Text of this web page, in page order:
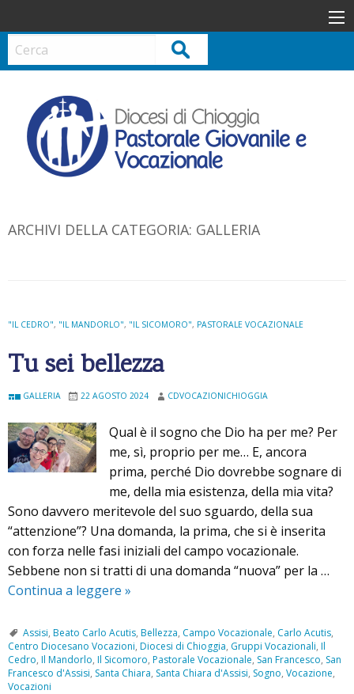
k
p
Cerca
ARCHIVI DELLA CATEGORIA: GALLERIA
"IL CEDRO", "IL MANDORLO", "IL SICOMORO", PASTORALE VOCAZIONALE
Tu sei bellezza
GALLERIA 22 AGOSTO 2024 CDVOCAZIONICHIOGGIA
Qual è il sogno che Dio ha per me? Per
me, sì, proprio per me… E, ancora
prima, perché Dio dovrebbe sognare di
me, della mia esistenza, della mia vita?
Sono davvero meritevole del suo sguardo, della sua
“attenzione”? Una domanda, la prima, che si è inserita
con forza nelle fasi iniziali del campo vocazionale.
Sebbene non si tratti di una domanda “nuova” per la …
Continua a leggere T
s
e
i
»
Assisi, Beato Carlo Acutis, Bellezza, Campo Vocazionale, Carlo Acutis,
Centro Diocesano Vocazioni, Diocesi di Chioggia, Gruppi Vocazionali, Il
Cedro, Il Mandorlo, Il Sicomoro, Pastorale Vocazionale, San Francesco, San
Francesco d'Assisi, Santa Chiara, Santa Chiara d'Assisi, Sogno, Vocazione,
Vocazioni